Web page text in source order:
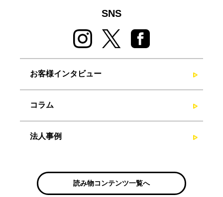
SNS
お客様インタビュー
コラム
法人事例
読み物コンテンツ一覧へ